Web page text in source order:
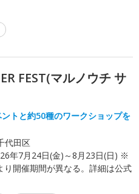
FEST(マルノウチ サ
トと約50種のワークショップを
代田区
年7月24日(金)～8月23日(日) ※
り開催期間が異なる。詳細は公式